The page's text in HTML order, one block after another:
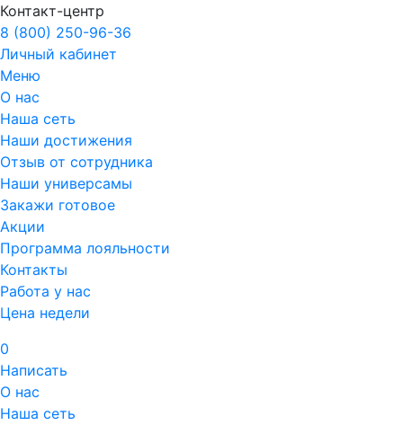
Контакт-центр
8 (800) 250-96-36
Личный кабинет
Меню
О нас
Наша сеть
Наши достижения
Отзыв от сотрудника
Наши универсамы
Закажи готовое
Акции
Программа лояльности
Контакты
Работа у нас
Цена недели
0
Написать
О нас
Наша сеть